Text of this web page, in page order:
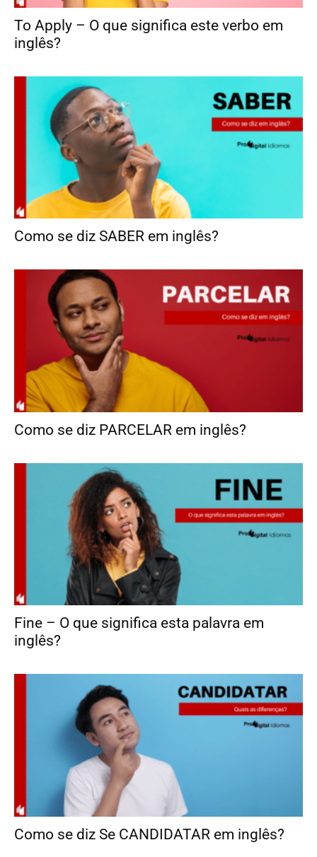
To Apply – O que significa este verbo em
inglês?
Como se diz SABER em inglês?
Como se diz PARCELAR em inglês?
Fine – O que significa esta palavra em
inglês?
Como se diz Se CANDIDATAR em inglês?